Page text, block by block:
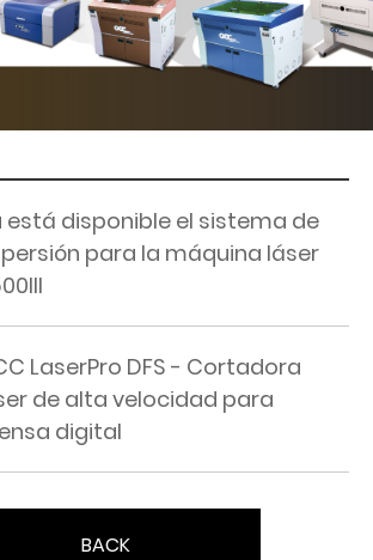
está disponible el sistema de
para la máquina láser
LaserPro DFS - Cortadora
de alta velocidad para
digital
BACK